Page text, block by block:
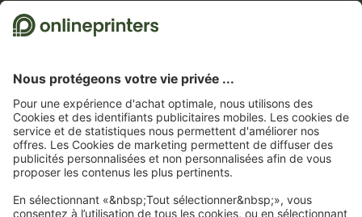
31/08/2026 inclus.
montant minimum pour la commande. Valable plusieurs fois. Pas de versement en
31/08/2026 inclus.
3Dans un premier temps, nous vous enverrons un e-mail contenant un lien de
confirmation de votre inscription à la newsletter. Ce n’est qu’après avoir cliqué
dessus que vous recevrez votre code de remise et notre newsletter. Vous pouvez bien
entendu vous désinscrire à tout moment. Montant maximal de la remise : 150 € sur
le montant de la commande (HT). Valable une seule fois. Pas de montant minimum
pour la commande. Pas de versement en espèces. Offre non cumulable avec d’autres